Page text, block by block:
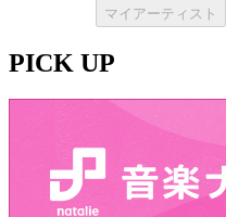
マイアーティスト
PICK UP